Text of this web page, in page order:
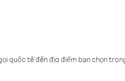
quốc tế đến địa điểm bạn chọn